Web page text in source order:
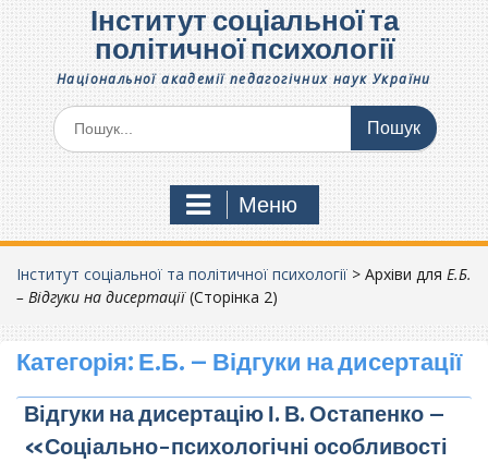
Інститут соціальної та
політичної психології
Національної академії педагогічних наук України
Шукати:
Меню
Інститут соціальної та політичної психології > Архіви для Е.Б.
– Відгуки на дисертації(Сторінка 2)
Категорія: Е.Б. – Відгуки на дисертації
Відгуки на дисертацію І. В. Остапенко –
«Соціально-психологічні особливості